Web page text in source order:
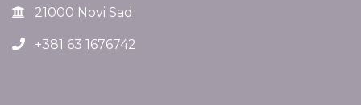
21000 Novi Sad
+381 63 1676742